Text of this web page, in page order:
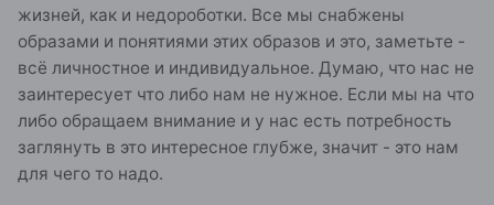
жизней, как и недороботки. Все мы снабжены
образами и понятиями этих образов и это, заметьте -
всё личностное и индивидуальное. Думаю, что нас не
заинтересует что либо нам не нужное. Если мы на что
либо обращаем внимание и у нас есть потребность
заглянуть в это интересное глубже, значит - это нам
для чего то надо.